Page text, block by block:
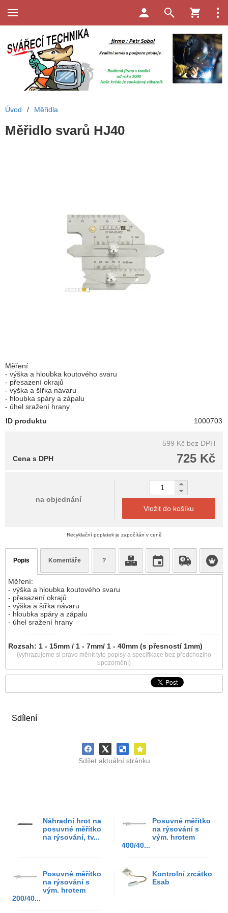
Sdílení
Sdílet aktuální stránku
Náhradní hrot na
posuvné měřítko
na rýsování, tv...
Posuvné měřítko
na rýsování s
vým. hrotem
400/40...
Posuvné měřítko
na rýsování s
vým. hrotem
200/40...
Kontrolní zrcátko
Esab
Úvod / Měřidla
Měřidlo svarů HJ40
Měření:
- výška a hloubka koutového svaru
- přesazení okrajů
- výška a šířka návaru
- hloubka spáry a zápalu
- úhel sražení hrany
ID produktu
1000703
599 Kč bez DPH
725 Kč
Cena s DPH
na objednání
Vložit do košíku
Recyklační poplatek je započítán v ceně
Popis Komentáře ?
Měření:
- výška a hloubka koutového svaru
- přesazení okrajů
- výška a šířka návaru
- hloubka spáry a zápalu
- úhel sražení hrany
Rozsah: 1 - 15mm / 1 - 7mm/ 1 - 40mm (s přesností 1mm)
(vyhrazujeme si právo měnit tyto popisy a specifikace bez předchozího
upozornění)